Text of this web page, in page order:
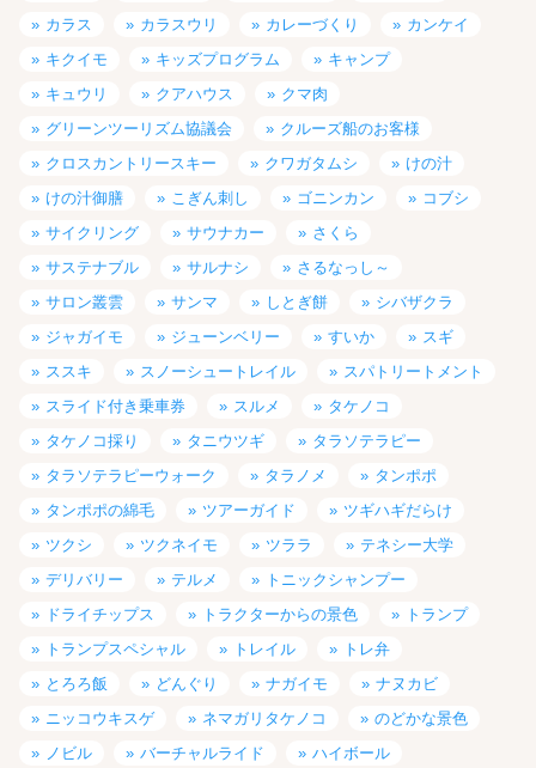
カラス
カラスウリ カレーづくり
カンケイ
キクイモ
キッズプログラム
キャンプ
キュウリ
クアハウス
クマ肉
グリーンツーリズム協議会
クルーズ船のお客様
クロスカントリースキー
クワガタムシ
けの汁
けの汁御膳
こぎん刺し ゴニンカン
コブシ
サイクリング
サウナカー
さくら
サステナブル
サルナシ
さるなっし～
サロン叢雲
サンマ しとぎ餅
シバザクラ
ジャガイモ
ジューンベリー すいか
スギ
ススキ
スノーシュートレイル
スパトリートメント
スライド付き乗車券
スルメ
タケノコ
タケノコ採り
タニウツギ
タラソテラピー
タラソテラピーウォーク
タラノメ
タンポポ
タンポポの綿毛
ツアーガイド
ツギハギだらけ
ツクシ
ツクネイモ ツララ
テネシー大学
デリバリー
テルメ
トニックシャンプー
ドライチップス
トラクターからの景色
トランプ
トランプスペシャル
トレイル
トレ弁
とろろ飯
どんぐり ナガイモ
ナヌカビ
ニッコウキスゲ
ネマガリタケノコ
のどかな景色
ノビル
バーチャルライド
ハイボール